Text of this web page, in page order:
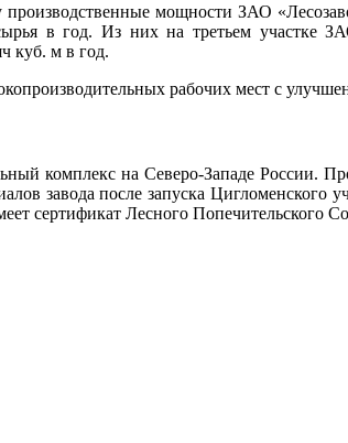
производственные мощности ЗАО
в год. Из них на третьем участке
куб. м в год.
рабочих мест с
комплекс на Северо-Западе России.
завода после запуска
сертификат Лесного Попечительского